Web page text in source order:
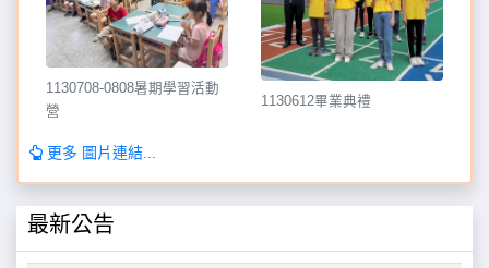
1130708-0808暑期學習活動
營
1130612畢業典禮
更多 圖片連結...
最新公告